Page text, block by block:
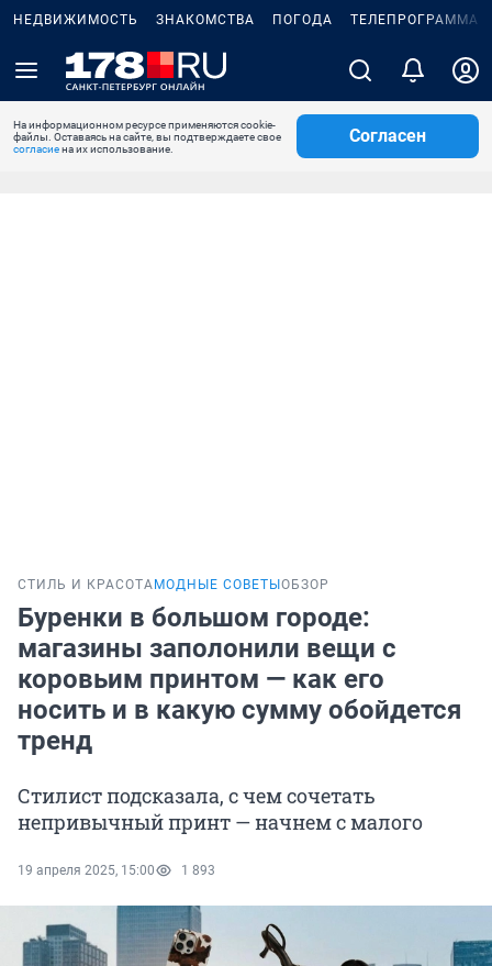
НЕДВИЖИМОСТЬ ЗНАКОМСТВА ПОГОДА ТЕЛЕПРОГРАММА
На информационном ресурсе применяются cookie-
файлы. Оставаясь на сайте, вы подтверждаете свое
согласиена их использование.
Согласен
СТИЛЬ И КРАСОТА МОДНЫЕ СОВЕТЫ ОБЗОР
Буренки в большом городе:
магазины заполонили вещи с
коровьим принтом — как его
носить и в какую сумму обойдется
тренд
Стилист подсказала, с чем сочетать
непривычный принт — начнем с малого
19 апреля 2025, 15:00 1 893